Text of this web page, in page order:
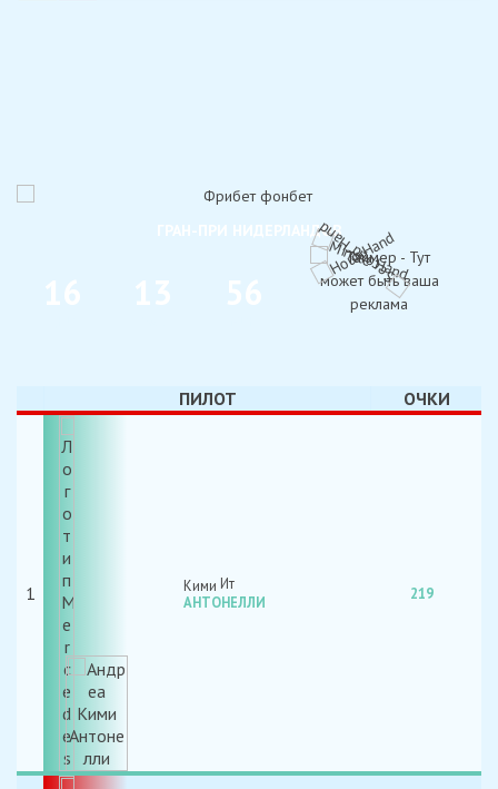
ГРАН-ПРИ НИДЕРЛАНДОВ
16 13 56
ПИЛОТ ОЧКИ
1
Кими
АНТОНЕЛЛИ
219